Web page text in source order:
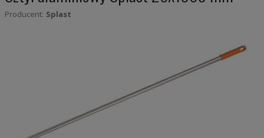
Producent: Splast